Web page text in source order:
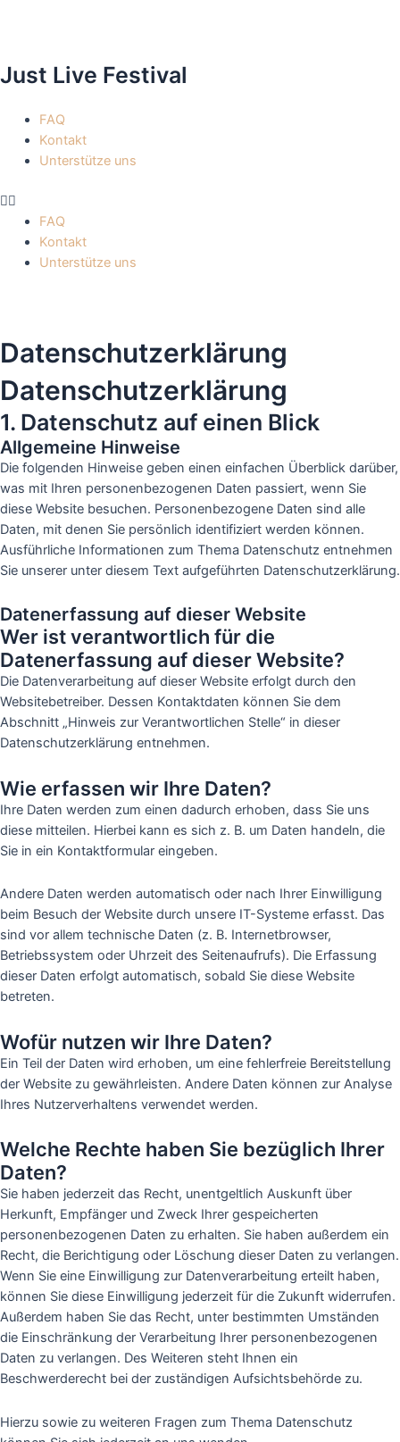
Just Live Festival
FAQ
Kontakt
Unterstütze uns
Menü
FAQ
Kontakt
Unterstütze uns
Datenschutzerklärung
Datenschutz­erklärung
1. Datenschutz auf einen Blick
Allgemeine Hinweise
Die folgenden Hinweise geben einen einfachen Überblick darüber,
was mit Ihren personenbezogenen Daten passiert, wenn Sie
diese Website besuchen. Personenbezogene Daten sind alle
Daten, mit denen Sie persönlich identifiziert werden können.
Ausführliche Informationen zum Thema Datenschutz entnehmen
Sie unserer unter diesem Text aufgeführten Datenschutzerklärung.
Datenerfassung auf dieser Website
Wer ist verantwortlich für die
Datenerfassung auf dieser Website?
Die Datenverarbeitung auf dieser Website erfolgt durch den
Websitebetreiber. Dessen Kontaktdaten können Sie dem
Abschnitt „Hinweis zur Verantwortlichen Stelle“ in dieser
Datenschutzerklärung entnehmen.
Wie erfassen wir Ihre Daten?
Ihre Daten werden zum einen dadurch erhoben, dass Sie uns
diese mitteilen. Hierbei kann es sich z. B. um Daten handeln, die
Sie in ein Kontaktformular eingeben.
Andere Daten werden automatisch oder nach Ihrer Einwilligung
beim Besuch der Website durch unsere IT-Systeme erfasst. Das
sind vor allem technische Daten (z. B. Internetbrowser,
Betriebssystem oder Uhrzeit des Seitenaufrufs). Die Erfassung
dieser Daten erfolgt automatisch, sobald Sie diese Website
betreten.
Wofür nutzen wir Ihre Daten?
Ein Teil der Daten wird erhoben, um eine fehlerfreie Bereitstellung
der Website zu gewährleisten. Andere Daten können zur Analyse
Ihres Nutzerverhaltens verwendet werden.
Welche Rechte haben Sie bezüglich Ihrer
Daten?
Sie haben jederzeit das Recht, unentgeltlich Auskunft über
Herkunft, Empfänger und Zweck Ihrer gespeicherten
personenbezogenen Daten zu erhalten. Sie haben außerdem ein
Recht, die Berichtigung oder Löschung dieser Daten zu verlangen.
Wenn Sie eine Einwilligung zur Datenverarbeitung erteilt haben,
können Sie diese Einwilligung jederzeit für die Zukunft widerrufen.
Außerdem haben Sie das Recht, unter bestimmten Umständen
die Einschränkung der Verarbeitung Ihrer personenbezogenen
Daten zu verlangen. Des Weiteren steht Ihnen ein
Beschwerderecht bei der zuständigen Aufsichtsbehörde zu.
Hierzu sowie zu weiteren Fragen zum Thema Datenschutz